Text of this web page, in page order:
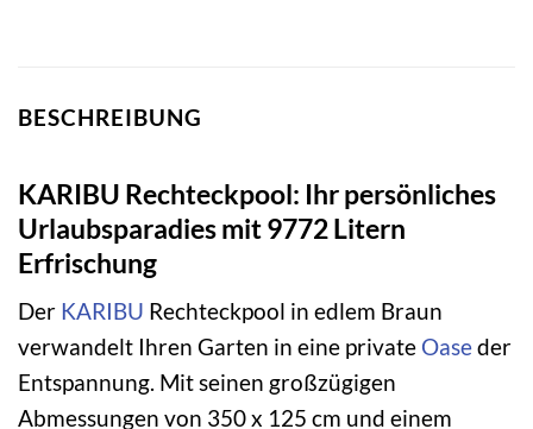
BESCHREIBUNG
KARIBU Rechteckpool: Ihr persönliches
Urlaubsparadies mit 9772 Litern
Erfrischung
Der KARIBU Rechteckpool in edlem Braun
verwandelt Ihren Garten in eine private Oaseder
Entspannung. Mit seinen großzügigen
Abmessungen von 350 x 125 cm und einem